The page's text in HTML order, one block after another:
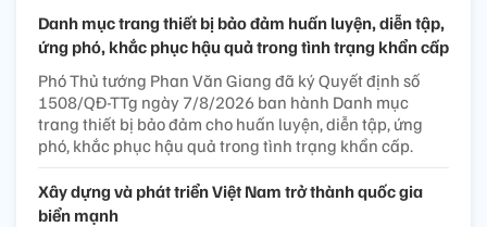
Danh mục trang thiết bị bảo đảm huấn luyện, diễn tập,
ứng phó, khắc phục hậu quả trong tình trạng khẩn cấp
Phó Thủ tướng Phan Văn Giang đã ký Quyết định số
1508/QĐ-TTg ngày 7/8/2026 ban hành Danh mục
trang thiết bị bảo đảm cho huấn luyện, diễn tập, ứng
phó, khắc phục hậu quả trong tình trạng khẩn cấp.
Xây dựng và phát triển Việt Nam trở thành quốc gia
biển mạnh